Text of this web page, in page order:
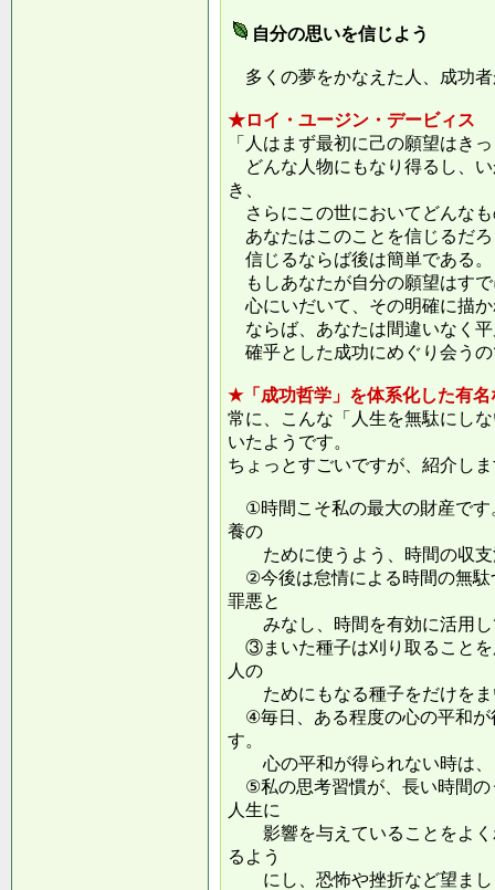
自分の思いを信じよう
多くの夢をかなえた人、成功
★ロイ・ユージン・デービィス
「人はまず最初に己の願望はき
どんな人物にもなり得るし、
き、
さらにこの世においてどんな
あなたはこのことを信じるだ
信じるならば後は簡単である。
もしあなたが自分の願望はす
心にいだいて、その明確に描
ならば、あなたは間違いなく
確乎とした成功にめぐり会う
★「成功哲学」を体系化した有
常に、こんな「人生を無駄にし
いたようです。
ちょっとすごいですが、紹介し
①時間こそ私の最大の財産です
養の
ために使うよう、時間の収支
②今後は怠情による時間の無駄
罪悪と
みなし、時間を有効に活用し
③まいた種子は刈り取ることを
人の
ためにもなる種子をだけをま
④毎日、ある程度の心の平和が
す。
心の平和が得られない時は、
⑤私の思考習慣が、長い時間の
人生に
影響を与えていることをよく
るよう
にし、恐怖や挫折など望まし